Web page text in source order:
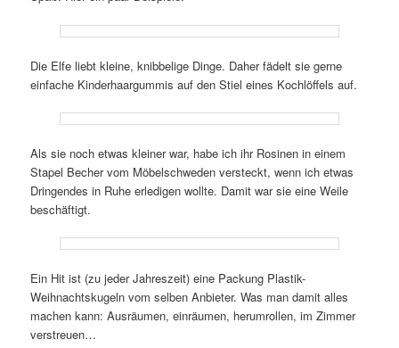
Die Elfe liebt kleine, knibbelige Dinge. Daher fädelt sie gerne
einfache Kinderhaargummis auf den Stiel eines Kochlöffels auf.
Als sie noch etwas kleiner war, habe ich ihr Rosinen in einem
Stapel Becher vom Möbelschweden versteckt, wenn ich etwas
Dringendes in Ruhe erledigen wollte. Damit war sie eine Weile
beschäftigt.
Ein Hit ist (zu jeder Jahreszeit) eine Packung Plastik-
Weihnachtskugeln vom selben Anbieter. Was man damit alles
machen kann: Ausräumen, einräumen, herumrollen, im Zimmer
verstreuen…